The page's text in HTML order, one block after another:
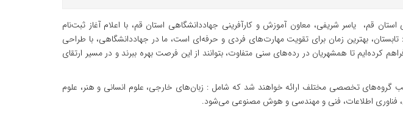
قم، یاسر شریفی، معاون آموزش و کارآفرینی جهاددانشگاهی استان قم، با اعلام آغاز ثبت‌نام
بهترین زمان برای تقویت مهارت‌های فردی و حرفه‌ای است، ما در جهاددانشگاهی، با طراحی
کرده‌ایم تا همشهریان در رده‌های سنی متفاوت، بتوانند از این فرصت بهره ببرند و در مسیر ارتقای
گروه‌های تخصصی مختلف ارائه خواهند شد که شامل : زبان‌های خارجی، علوم انسانی و هنر، علوم
فناوری اطلاعات، فنی و مهندسی و هوش مصنوعی می‌شود.